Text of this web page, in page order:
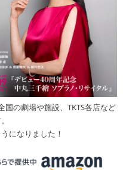
の劇場や施設、TKTS各店など
になりました！